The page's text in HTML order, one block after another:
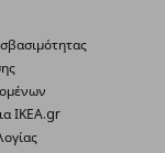
ΙΚΕΑ.gr